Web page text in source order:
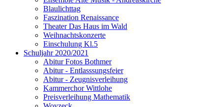
Blaulichttag
Faszination Renaissance
Theater Das Haus im Wald
Weihnachtskonzerte
Einschulung Kl.5
Schuljahr 2020/2021
Abitur Fotos Bothmer
Abitur - Entlasssungsfeier
Abitur - Zeugnisverleihung
Kammerchor Wittlohe
Preisverleihung Mathematik